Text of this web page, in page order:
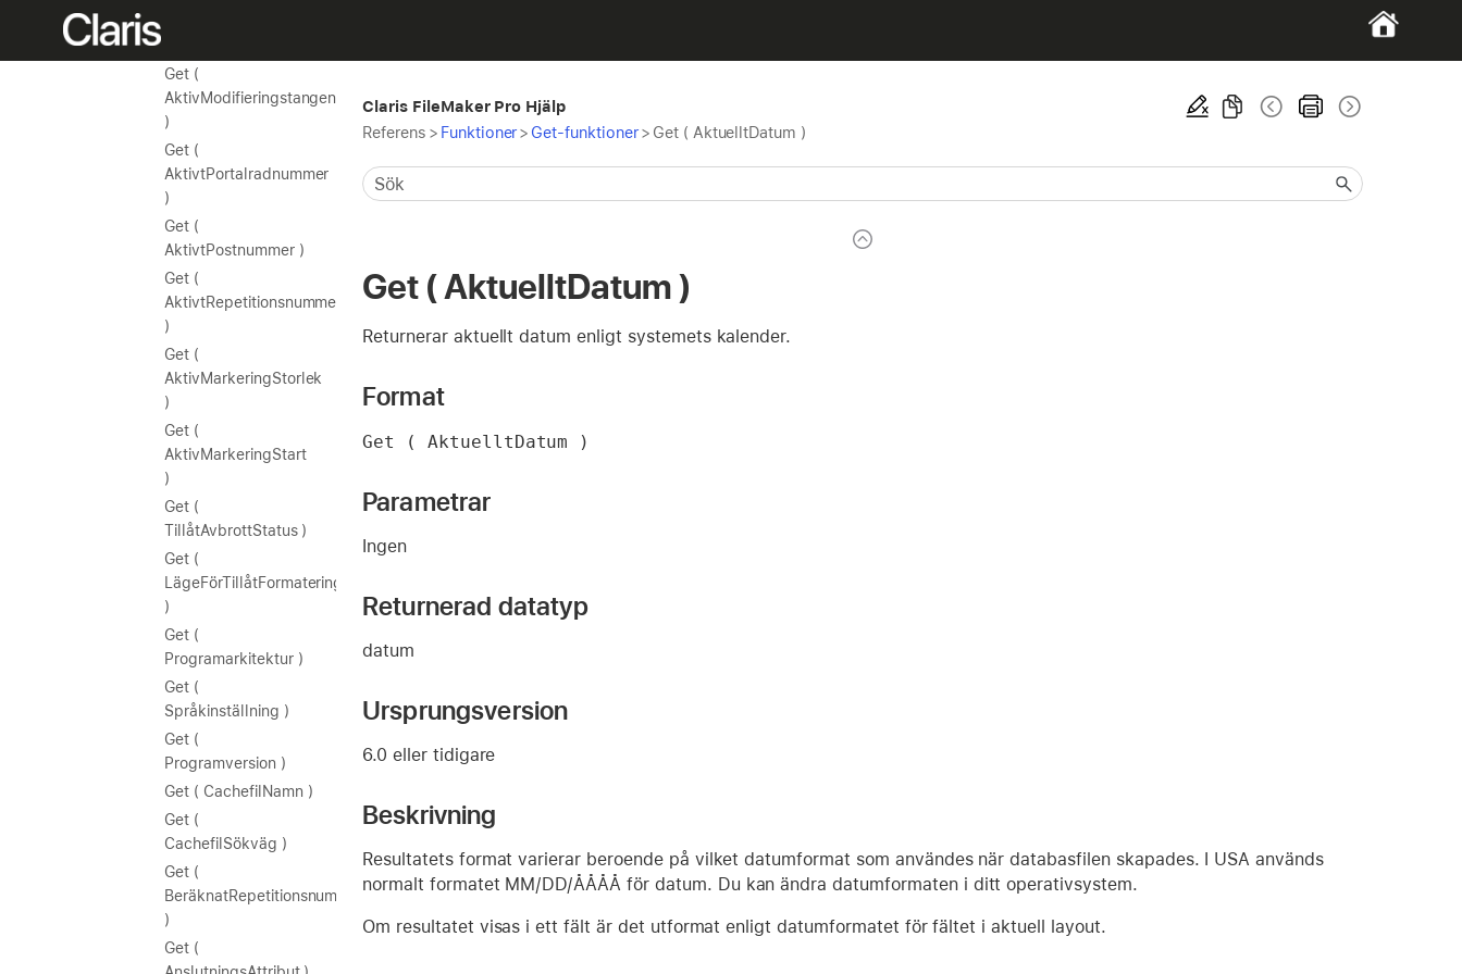
Get (
AktivModifieringstangent
)
Get (
AktivtPortalradnummer
)
Get (
AktivtPostnummer )
Get (
AktivtRepetitionsnummer
)
Get (
AktivMarkeringStorlek
)
Get (
AktivMarkeringStart
)
Get (
TillåtAvbrottStatus )
Get (
LägeFörTillåtFormateringslist
)
Get (
Programarkitektur )
Get (
Språkinställning )
Get (
Programversion )
Get ( CachefilNamn )
Get (
CachefilSökväg )
Get (
BeräknatRepetitionsnummer
)
Get (
Claris FileMaker Pro Hjälp
Referens > Funktioner> Get-funktioner> Get ( AktuelltDatum )
Get ( AktuelltDatum )
Returnerar aktuellt datum enligt systemets kalender.
Format
Get ( AktuelltDatum )
Parametrar
Ingen
Returnerad datatyp
datum
Ursprungsversion
6.0 eller tidigare
Beskrivning
Resultatets format varierar beroende på vilket datumformat som användes när databasfilen skapades. I USA används
normalt formatet MM/DD/ÅÅÅÅ för datum. Du kan ändra datumformaten i ditt operativsystem.
Om resultatet visas i ett fält är det utformat enligt datumformatet för fältet i aktuell layout.